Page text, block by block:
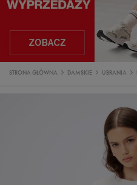
STRONA GŁÓWNA DAMSKIE UBRANIA